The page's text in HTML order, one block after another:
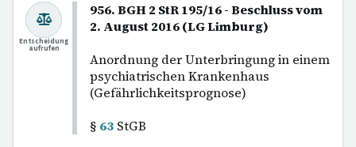
956. BGH 2 StR 195/16 - Beschluss vom
2. August 2016 (LG Limburg)
Anordnung der Unterbringung in einem
psychiatrischen Krankenhaus
(Gefährlichkeitsprognose)
§ 63 StGB
Entscheidung
aufrufen